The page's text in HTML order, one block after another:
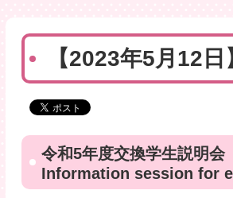
【2023年5月12
令和5年度交換学生説明会
Information session for